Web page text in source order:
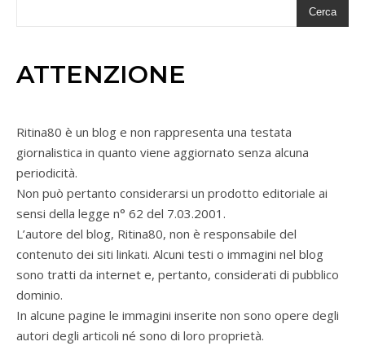
Cerca
ATTENZIONE
Ritina80 è un blog e non rappresenta una testata
giornalistica in quanto viene aggiornato senza alcuna
periodicità.
Non può pertanto considerarsi un prodotto editoriale ai
sensi della legge n° 62 del 7.03.2001.
L’autore del blog, Ritina80, non è responsabile del
contenuto dei siti linkati. Alcuni testi o immagini nel blog
sono tratti da internet e, pertanto, considerati di pubblico
dominio.
In alcune pagine le immagini inserite non sono opere degli
autori degli articoli né sono di loro proprietà.